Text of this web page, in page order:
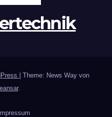
Theme: News Way von
.
Impressum